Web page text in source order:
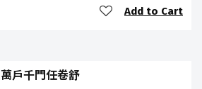
Add to Cart
萬戶千門任卷舒